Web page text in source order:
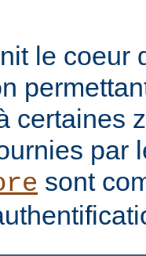
le coeur
certaines
par
sont